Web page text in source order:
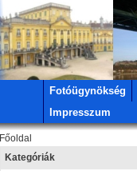
Fotóügynökség
Impresszum
Főoldal
Kategóriák